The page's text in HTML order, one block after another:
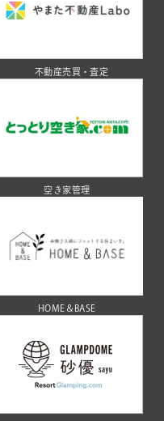
不動産売買・査定
空き家管理
HOME＆BASE